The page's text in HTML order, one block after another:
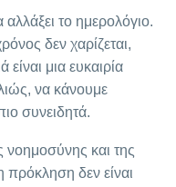
το ημερολόγιο.
δεν χαρίζεται,
είναι μια ευκαιρία
να κάνουμε
συνειδητά.
νοημοσύνης και της
πρόκληση δεν είναι